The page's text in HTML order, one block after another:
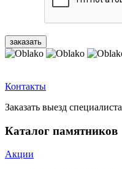
Контакты
Заказать выезд специалиста
Каталог памятников
Акции